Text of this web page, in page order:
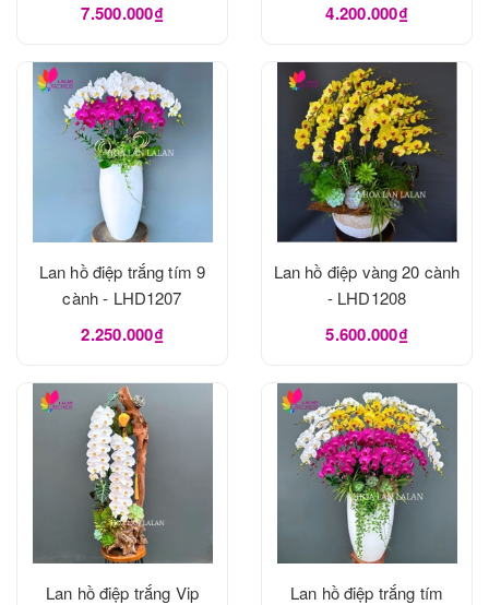
7.500.000₫ 4.200.000₫
Lan hồ điệp trắng tím 9
cành - LHD1207
2.250.000₫
Lan hồ điệp vàng 20 cành
- LHD1208
5.600.000₫
Lan hồ điệp trắng Vip
Lan hồ điệp trắng tím